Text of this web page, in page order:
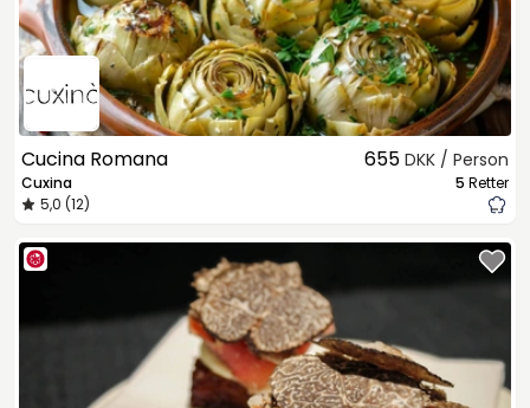
Cucina Romana
Cuxina
5,0 (12)
655 DKK / Person
5 Retter